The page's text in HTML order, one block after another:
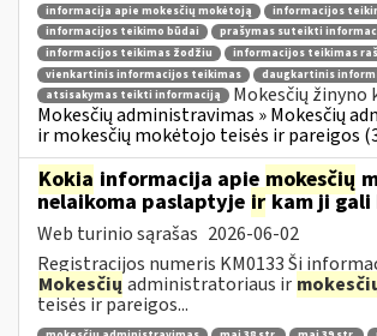
informacija apie mokesčių mokėtoją
informacijos
informacijos teikimo būdai
prašymas suteikti
informacijos teikimas žodžiu
informacijos teikimas
vienkartinis informacijos teikimas
daugkartinis
atsisakymas teikti informaciją
Mokesčių žinyno
Mokesčių administravimas » Mokesčių
ir mokesčių mokėtojo teisės ir pareigos
Kokia informacija apie mokesčių
nelaikoma paslaptyje irkam ji gali
Web turinio sąrašas 2026-06-02
Registracijos numeris KM0133 Ši
Mokesčių administratoriaus ir
teisės ir pareigos...